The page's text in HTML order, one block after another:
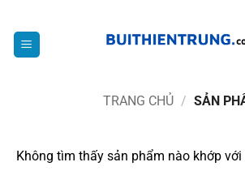
qua
TRANG CHỦ / SẢN
Không tìm thấy sản phẩm nào khớp